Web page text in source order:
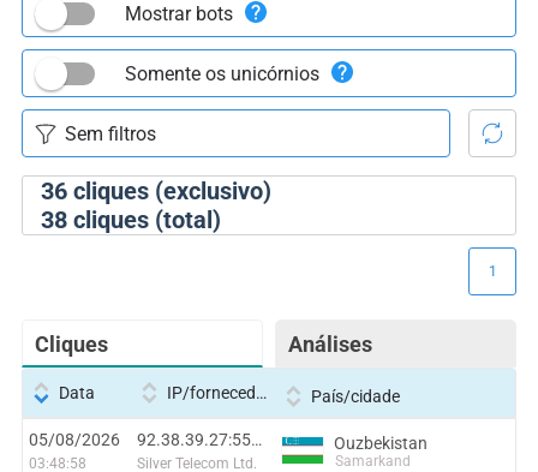
36cliques (exclusivo)
38cliques (total)
Mostrar bots
Somente os unicórnios
Cliques Análises
1
Data IP/fornecedor País/cidade
05/08/2026
03:48:58
92.38.39.27:55300
Silver Telecom Ltd.
Ouzbekistan
Samarkand